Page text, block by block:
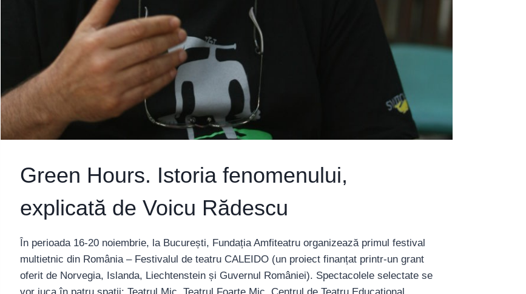
Green Hours. Istoria fenomenului,
explicată de Voicu Rădescu
În perioada 16-20 noiembrie, la București, Fundația Amfiteatru organizează primul festival
multietnic din România – Festivalul de teatru CALEIDO (un proiect finanțat printr-un grant
oferit de Norvegia, Islanda, Liechtenstein și Guvernul României). Spectacolele selectate se